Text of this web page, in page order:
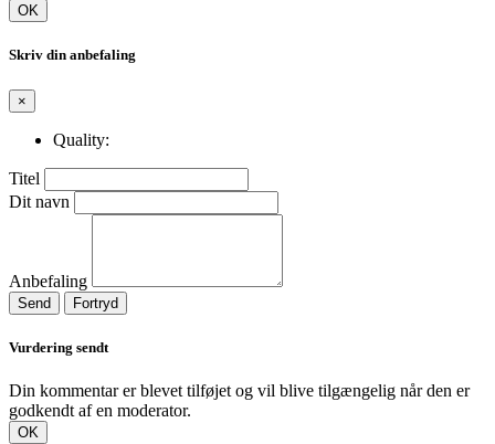
OK
Skriv din anbefaling
×
Quality:
Titel
Dit navn
Anbefaling
Send Fortryd
Vurdering sendt
Din kommentar er blevet tilføjet og vil blive tilgængelig når den er
godkendt af en moderator.
OK